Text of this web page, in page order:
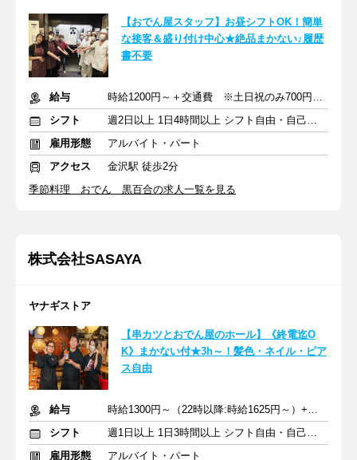
【おでん屋スタッフ】お昼シフトOK！簡単
な接客＆盛り付け中心★絶品まかない♪履歴
書不要
給与
時給1200円～＋交通費 ※土日祝のみ700円の特別手当あり
シフト
週2日以上 1日4時間以上 シフト自由・自己申告
雇用形態
アルバイト・パート
アクセス
金沢駅 徒歩2分
季節料理 おでん 黒百合の求人一覧を見る
株式会社SASAYA
ヤナギストア
【串カツとおでん屋のホール】《終電迄O
K》まかない付★3h～！髪色・ネイル・ピア
ス自由
給与
時給1300円～（22時以降:時給1625円～）+交通費
シフト
週1日以上 1日3時間以上 シフト自由・自己申告
雇用形態
アルバイト・パート